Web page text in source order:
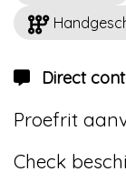
Direct
Proefrit
Check